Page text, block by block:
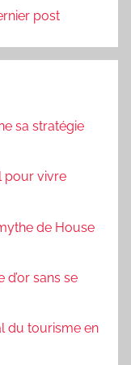
post
sa stratégie
pour vivre
de House
sans se
du tourisme en